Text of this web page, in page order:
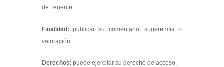
de Tenerife.
Finalidad: publicar su comentario, sugerencia o
valoración.
Derechos: puede ejercitar su derecho de acceso,